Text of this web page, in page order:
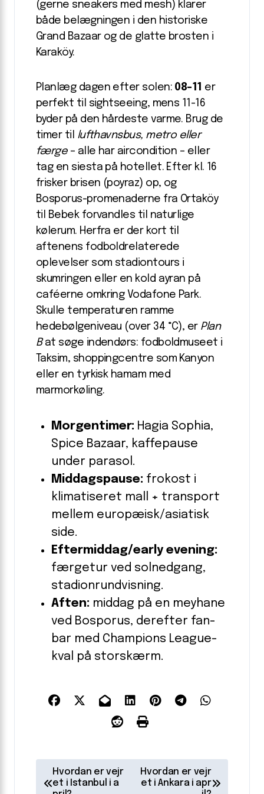
(gerne sneakers med mesh) klarer
både belægningen i den historiske
Grand Bazaar og de glatte brosten i
Karaköy.
Planlæg dagen efter solen: 08-11 er
perfekt til sightseeing, mens 11-16
byder på den hårdeste varme. Brug de
timer til lufthavnsbus, metro eller
færge– alle har aircondition – eller
tag en siesta på hotellet. Efter kl. 16
frisker brisen (poyraz) op, og
Bosporus-promenaderne fra Ortaköy
til Bebek forvandles til naturlige
kølerum. Herfra er der kort til
aftenens fodboldrelaterede
oplevelser som stadiontours i
skumringen eller en kold ayran på
caféerne omkring Vodafone Park.
Skulle temperaturen ramme
hedebølgeniveau (over 34 °C), er Plan
Bat søge indendørs: fodboldmuseet i
Taksim, shoppingcentre som Kanyon
eller en tyrkisk hamam med
marmorkøling.
Morgentimer: Hagia Sophia,
Spice Bazaar, kaffepause
under parasol.
Middagspause: frokost i
klimatiseret mall + transport
mellem europæisk/asiatisk
side.
Eftermiddag/early evening:
færgetur ved solnedgang,
stadionrundvisning.
Aften: middag på en meyhane
ved Bosporus, derefter fan-
bar med Champions League-
kval på storskærm.
n
Hvordan er vejr
et i Istanbul i a
Hvordan er vejr
et i Ankara i apr